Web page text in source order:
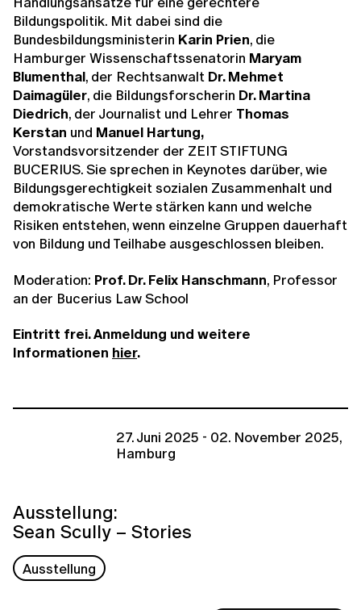
Bildungspolitik. Mit dabei sind die
Bundesbildungsministerin Karin Prien, die
Hamburger Wissenschaftssenatorin Maryam
Blumenthal, der Rechtsanwalt Dr. Mehmet
Daimagüler, die Bildungsforscherin Dr. Martina
Diedrich, der Journalist und Lehrer Thomas
Kerstan und Manuel Hartung,
Vorstandsvorsitzender der ZEIT STIFTUNG
BUCERIUS. Sie sprechen in Keynotes darüber, wie
Bildungsgerechtigkeit sozialen Zusammenhalt und
demokratische Werte stärken kann und welche
Risiken entstehen, wenn einzelne Gruppen dauerhaft
von Bildung und Teilhabe ausgeschlossen bleiben.
Moderation: Prof. Dr. Felix Hanschmann, Professor
an der Bucerius Law School
Eintritt frei. Anmeldung und weitere
Informationen hier.
27. Juni 2025 - 02. November 2025,
Hamburg
Ausstellung:
Sean Scully – Stories
Ausstellung